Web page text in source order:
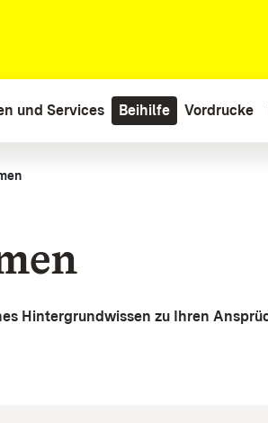
und Services Beihilfe Vordrucke
Hintergrundwissen zu Ihren